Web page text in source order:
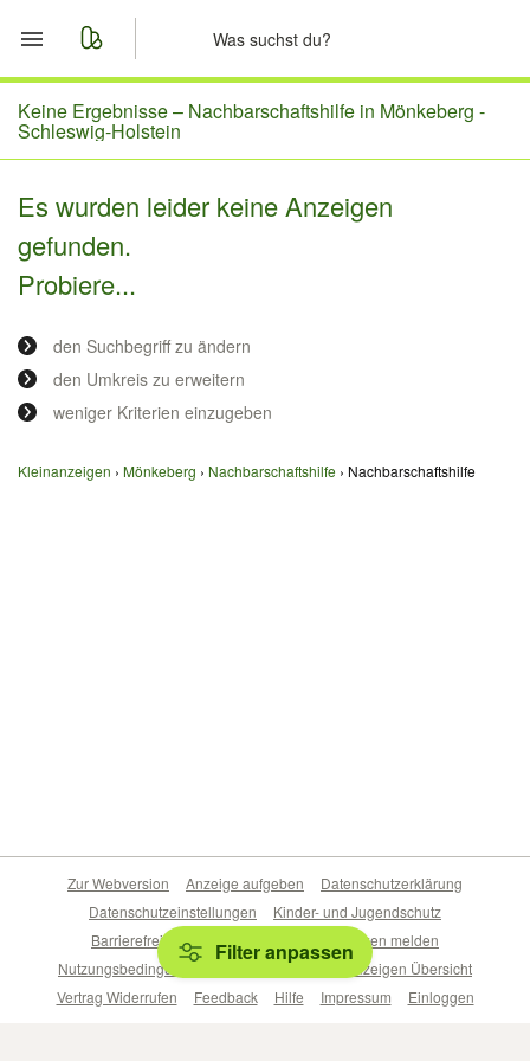
Start
Merkliste
Nachrichten
Anzeige aufgeben
Keine Ergebnisse – Nachbarschaftshilfe in Mönkeberg -
Schleswig-Holstein
Es wurden leider keine Anzeigen
gefunden.
Probiere...
den Suchbegriff zu ändern
den Umkreis zu erweitern
weniger Kriterien einzugeben
Kleinanzeigen Mönkeberg Nachbarschaftshilfe Nachbarschaftshilfe
Filter anpassen
Zur Webversion Anzeige aufgeben
Datenschutzerklärung
Datenschutzeinstellungen
Kinder- und Jugendschutz
Barrierefreiheitserklärung
Sicherheitslücken melden
Nutzungsbedingungen
Beliebte Suchen
Anzeigen Übersicht
Vertrag Widerrufen
Feedback Hilfe Impressum Einloggen